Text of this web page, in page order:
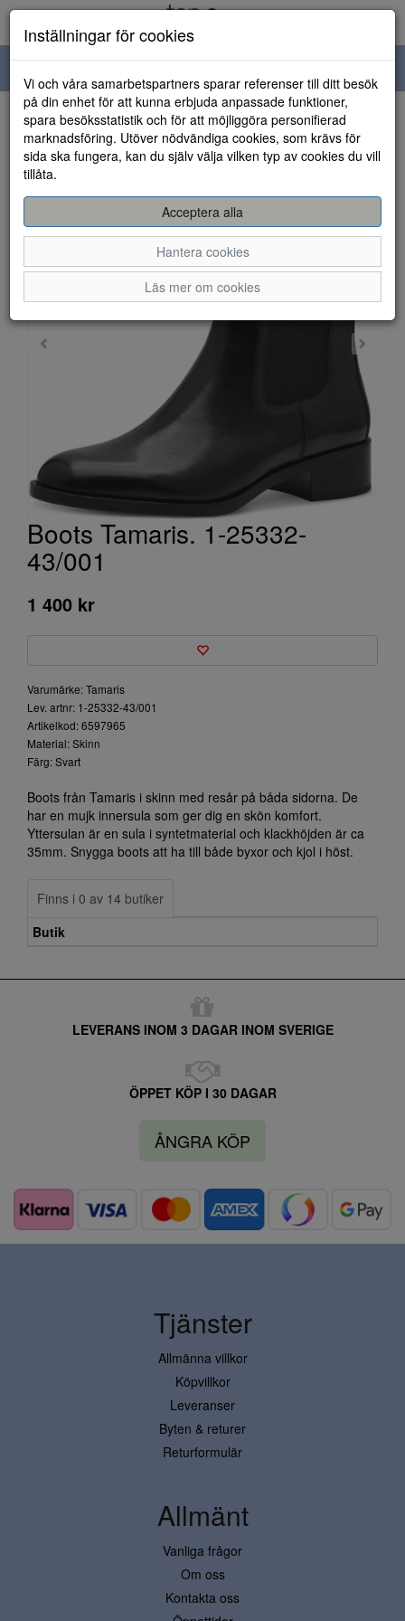
navigation
HEM
Boots Tamaris. 1-25332-
43/001
1 400 kr
Varumärke: Tamaris
Lev. artnr: 1-25332-43/001
Artikelkod: 6597965
Material: Skinn
Färg: Svart
Boots från Tamaris i skinn med resår på båda sidorna. De
har en mujk innersula som ger dig en skön komfort.
Yttersulan är en sula i syntetmaterial och klackhöjden är ca
35mm. Snygga boots att ha till både byxor och kjol i höst.
Finns i 0 av 14 butiker
Butik
LEVERANS INOM 3 DAGAR INOM SVERIGE
ÖPPET KÖP I 30 DAGAR
ÅNGRA KÖP
Inställningar för cookies
Vi och våra samarbetspartners sparar referenser till ditt besök
på din enhet för att kunna erbjuda anpassade funktioner,
spara besöksstatistik och för att möjliggöra personifierad
marknadsföring. Utöver nödvändiga cookies, som krävs för
sida ska fungera, kan du själv välja vilken typ av cookies du vill
tillåta.
Acceptera alla
Hantera cookies
Läs mer om cookies
Tjänster
Allmänna villkor
Köpvillkor
Leveranser
Byten & returer
Returformulär
Allmänt
Vanliga frågor
Om oss
Kontakta oss